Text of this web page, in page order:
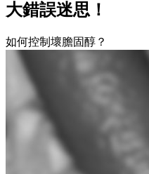
大錯誤迷思！
如何控制壞膽固醇？